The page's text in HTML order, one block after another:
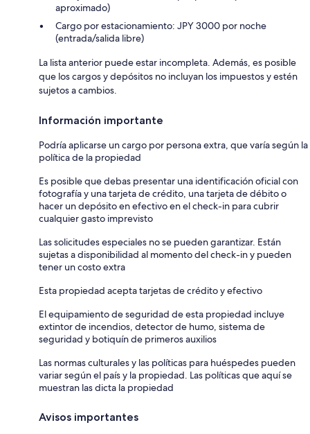
aproximado)
Cargo por estacionamiento: JPY 3000 por noche
(entrada/salida libre)
La lista anterior puede estar incompleta. Además, es posible
que los cargos y depósitos no incluyan los impuestos y estén
sujetos a cambios.
Información importante
Podría aplicarse un cargo por persona extra, que varía según la
política de la propiedad
Es posible que debas presentar una identificación oficial con
fotografía y una tarjeta de crédito, una tarjeta de débito o
hacer un depósito en efectivo en el check-in para cubrir
cualquier gasto imprevisto
Las solicitudes especiales no se pueden garantizar. Están
sujetas a disponibilidad al momento del check-in y pueden
tener un costo extra
Esta propiedad acepta tarjetas de crédito y efectivo
El equipamiento de seguridad de esta propiedad incluye
extintor de incendios, detector de humo, sistema de
seguridad y botiquín de primeros auxilios
Las normas culturales y las políticas para huéspedes pueden
variar según el país y la propiedad. Las políticas que aquí se
muestran las dicta la propiedad
Avisos importantes